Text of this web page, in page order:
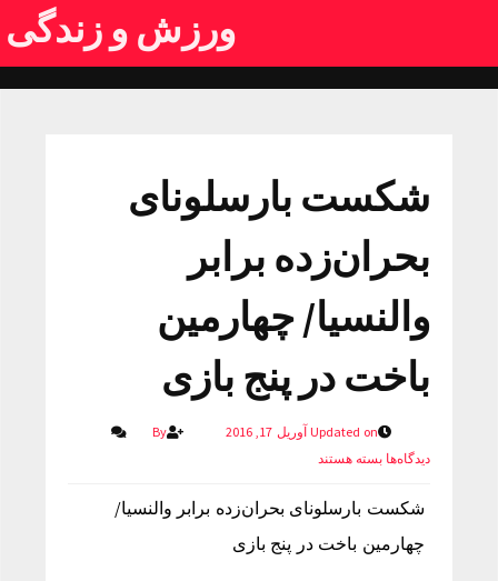
ورزش و زندگی
شکست بارسلونای
بحران‌زده برابر
والنسیا/ چهارمین
باخت در پنج بازی
Updated on آوریل 17, 2016
By
دیدگاه‌هابسته هستند
شکست بارسلونای بحران‌زده برابر والنسیا/
چهارمین باخت در پنج بازی